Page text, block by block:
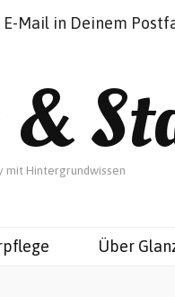
mit Hintergrundwissen
Über
Mail in Deinem